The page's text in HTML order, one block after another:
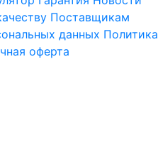
Поставщикам
данных Политика
оферта